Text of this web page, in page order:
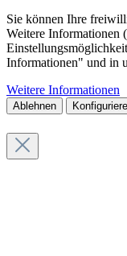
Sie können Ihre
Weitere Informationen
Informationen" und in
Weitere Informationen
Ablehnen